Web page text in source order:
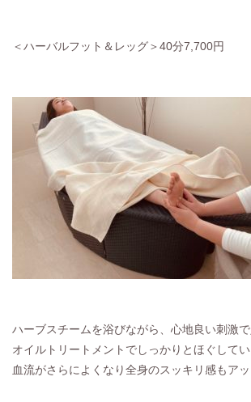
＜ハーバルフット＆レッグ＞40分7,700円
ハーブスチームを浴びながら、心地良い刺激
オイルトリートメントでしっかりとほぐして
血流がさらによくなり全身のスッキリ感もア